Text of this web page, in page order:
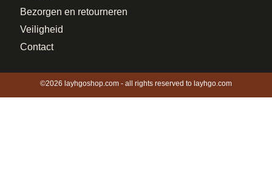
Bezorgen en retourneren
Veiligheid
Contact
©2026 layhgoshop.com - all rights reserved to layhgo.com